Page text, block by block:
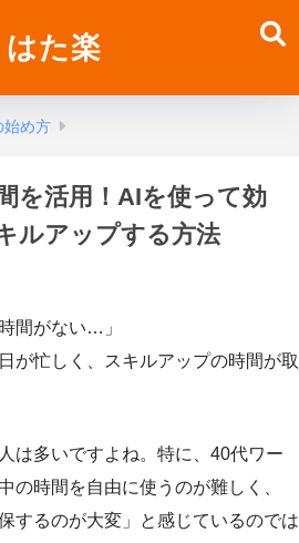
はた楽
始め方
を活用！AIを使って効
ルアップする方法
間がない…」
が忙しく、スキルアップの時間が取
は多いですよね。特に、40代ワー
の時間を自由に使うのが難しく、
するのが大変」と感じているのでは